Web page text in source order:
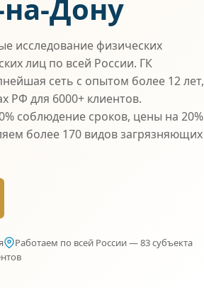
на-Дону
исследование физических
лиц по всей России. ГК
сеть с опытом более 12 лет,
РФ для 6000+ клиентов.
соблюдение сроков, цены на 20%
более 170 видов загрязняющих
Работаем по всей России — 83 субъекта